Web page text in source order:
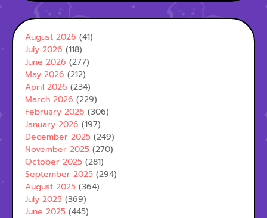
August 2026 (41)
July 2026 (118)
June 2026 (277)
May 2026 (212)
April 2026 (234)
March 2026 (229)
February 2026 (306)
January 2026 (197)
December 2025 (249)
November 2025 (270)
October 2025 (281)
September 2025 (294)
August 2025 (364)
July 2025 (369)
June 2025 (445)